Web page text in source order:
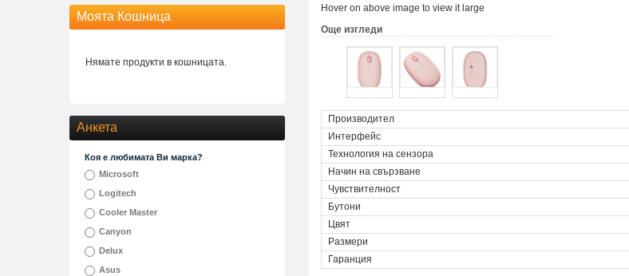
Hover on above image to view it large
Още изгледи
Производител
Интерфейс
Технология на сензора
Начин на свързване
Чувствителност
Бутони
Цвят
Размери
Гаранция
Моята Кошница
Нямате продукти в кошницата.
Анкета
Коя е любимата Ви марка?
Microsoft
Logitech
Cooler Master
Canyon
Delux
Asus